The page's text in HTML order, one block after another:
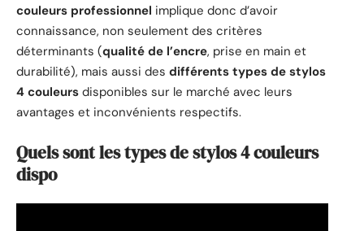
couleurs professionnel implique donc d’avoir
connaissance, non seulement des critères
déterminants (qualité de l’encre, prise en main et
durabilité), mais aussi des différents types de stylos
4 couleurs disponibles sur le marché avec leurs
avantages et inconvénients respectifs.
Quels sont les types de stylos 4 couleurs
dispo